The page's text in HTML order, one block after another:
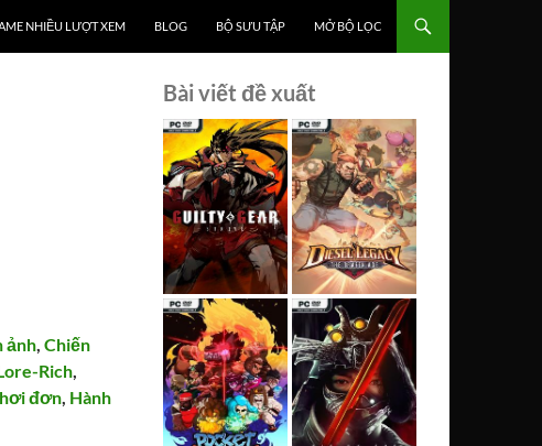
NHIỀU LƯỢT XEM BLOG BỘ SƯU TẬP MỞ BỘ LỌC
ảnh,Chiến
Rich,
đơn, Hành
Bài viết đề xuất